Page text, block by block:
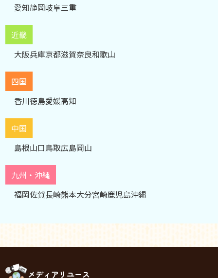
愛知静岡岐阜三重
近畿
大阪兵庫京都滋賀奈良和歌山
四国
香川徳島愛媛高知
中国
島根山口鳥取広島岡山
九州・沖縄
福岡佐賀長崎熊本大分宮崎鹿児島沖縄
メディアリユース